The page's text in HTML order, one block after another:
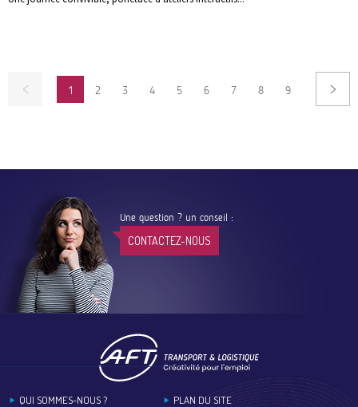
1
PAGE
2
PAGE
3
PAGE
4
PAGE
5
PAGE
6
PAGE
7
PAGE
8
PAGE
9
Une question ? un conseil :
CONTACTEZ-NOUS
QUI SOMMES-NOUS ? PLAN DU SITE